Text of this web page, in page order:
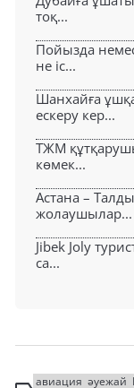
тоқ...
Пойызда
не іс...
Шанхайға
ескеру кер...
ТЖМ
көмек...
Астана –
жолаушылар...
Jibek Joly
са...
авиация әуежай